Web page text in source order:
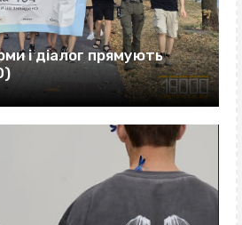
і діалог прямують